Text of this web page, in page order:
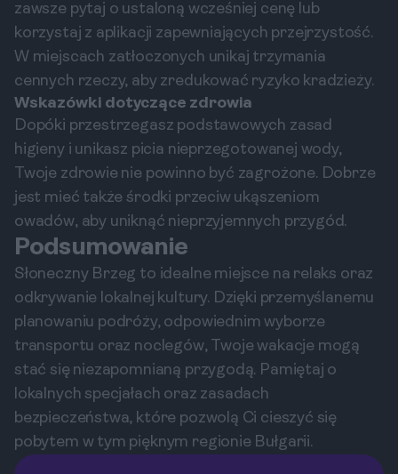
zawsze pytaj o ustaloną wcześniej cenę lub
korzystaj z aplikacji zapewniających przejrzystość.
W miejscach zatłoczonych unikaj trzymania
cennych rzeczy, aby zredukować ryzyko kradzieży.
Wskazówki dotyczące zdrowia
Dopóki przestrzegasz podstawowych zasad
higieny i unikasz picia nieprzegotowanej wody,
Twoje zdrowie nie powinno być zagrożone. Dobrze
jest mieć także środki przeciw ukąszeniom
owadów, aby uniknąć nieprzyjemnych przygód.
Podsumowanie
Słoneczny Brzeg to idealne miejsce na relaks oraz
odkrywanie lokalnej kultury. Dzięki przemyślanemu
planowaniu podróży, odpowiednim wyborze
transportu oraz noclegów, Twoje wakacje mogą
stać się niezapomnianą przygodą. Pamiętaj o
lokalnych specjałach oraz zasadach
bezpieczeństwa, które pozwolą Ci cieszyć się
pobytem w tym pięknym regionie Bułgarii.